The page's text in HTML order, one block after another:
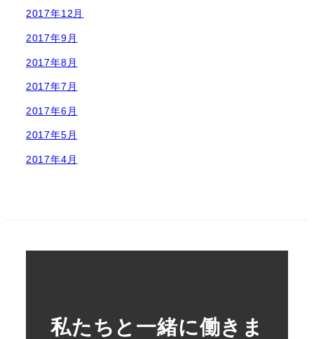
2017年12月
2017年9月
2017年8月
2017年7月
2017年6月
2017年5月
2017年4月
私たちと一緒に働きま